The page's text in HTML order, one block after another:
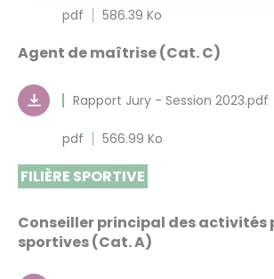
pdf 586.39 Ko
Agent de maîtrise (Cat. C)
Rapport Jury - Session 2023.pdf
pdf 566.99 Ko
FILIÈRE SPORTIVE
Conseiller principal des activités
sportives (Cat. A)